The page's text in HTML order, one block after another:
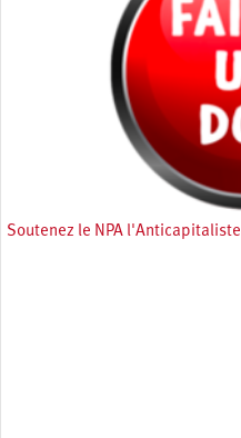
Soutenez le NPA l'Anticapitaliste